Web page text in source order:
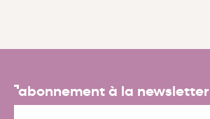
abonnement à la newsletter